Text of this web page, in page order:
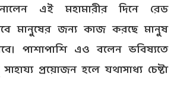
এই মহামারীর দিনে রেড
মানুষের জন্য কাজ করছে মানুষ
পাশাপাশি এও বলেন ভবিষ্যতে
প্রয়োজন হলে যথাসাধ্য চেষ্টা